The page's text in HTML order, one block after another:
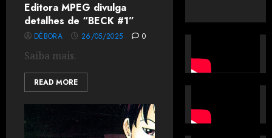
Editora MPEG divulga
detalhes de “BECK #1”
DÉBORA 26/05/2025 0
Saiba mais.
READ MORE